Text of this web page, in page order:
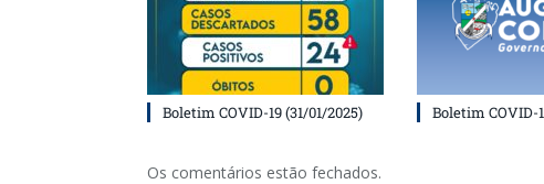
Boletim COVID-19 (31/01/2025) Boletim COVID-
Os comentários estão fechados.